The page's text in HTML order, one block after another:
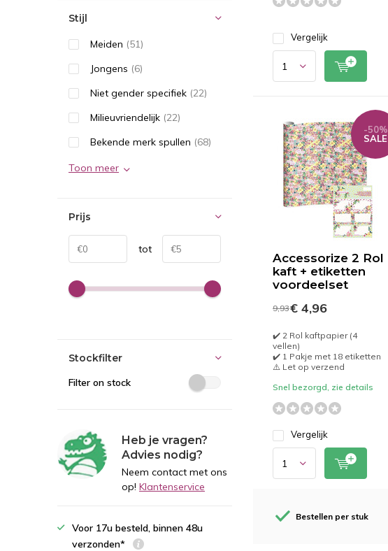
Vergelijk
Accessorize 2 Rol
kaft + etiketten
voordeelset
-50%
SALE
9,93€ 4,96
✔️ 2 Rol kaftpapier (4
vellen)
✔️ 1 Pakje met 18 etiketten
⚠️ Let op verzend
Snel bezorgd, zie details
Vergelijk
Bestellen per stuk
Stijl
Meiden (51)
Jongens (6)
Niet gender specifiek (22)
Milieuvriendelijk (22)
Bekende merk spullen (68)
Toon meer
Prijs
tot
Stockfilter
Filter on stock
Heb je vragen?
Advies nodig?
Neem contact met ons
op! Klantenservice
Voor 17u besteld, binnen 48u
verzonden*